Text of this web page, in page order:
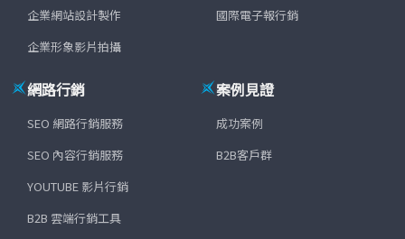
企業網站設計製作
企業形象影片拍攝
國際電子報行銷
網路行銷
SEO 網路行銷服務
SEO 內容行銷服務
YOUTUBE 影片行銷
B2B 雲端行銷工具
案例見證
成功案例
B2B客戶群